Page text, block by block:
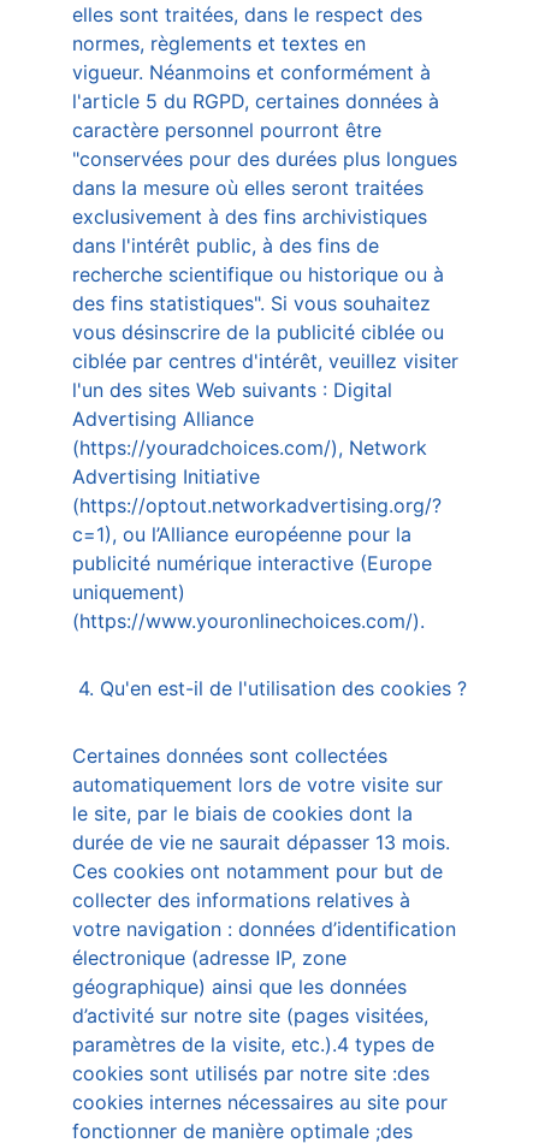
elles sont traitées, dans le respect des
normes, règlements et textes en
vigueur. Néanmoins et conformément à
l'article 5 du RGPD, certaines données à
caractère personnel pourront être
"conservées pour des durées plus longues
dans la mesure où elles seront traitées
exclusivement à des fins archivistiques
dans l'intérêt public, à des fins de
recherche scientifique ou historique ou à
des fins statistiques". Si vous souhaitez
vous désinscrire de la publicité ciblée ou
ciblée par centres d'intérêt, veuillez visiter
l'un des sites Web suivants : Digital
Advertising Alliance
(https://youradchoices.com/), Network
Advertising Initiative
(https://optout.networkadvertising.org/?
c=1), ou l’Alliance européenne pour la
publicité numérique interactive (Europe
uniquement)
(https://www.youronlinechoices.com/).
4. Qu'en est-il de l'utilisation des cookies ?
Certaines données sont collectées
automatiquement lors de votre visite sur
le site, par le biais de cookies dont la
durée de vie ne saurait dépasser 13 mois.
Ces cookies ont notamment pour but de
collecter des informations relatives à
votre navigation : données d’identification
électronique (adresse IP, zone
géographique) ainsi que les données
d’activité sur notre site (pages visitées,
paramètres de la visite, etc.).4 types de
cookies sont utilisés par notre site :des
cookies internes nécessaires au site pour
fonctionner de manière optimale ;des